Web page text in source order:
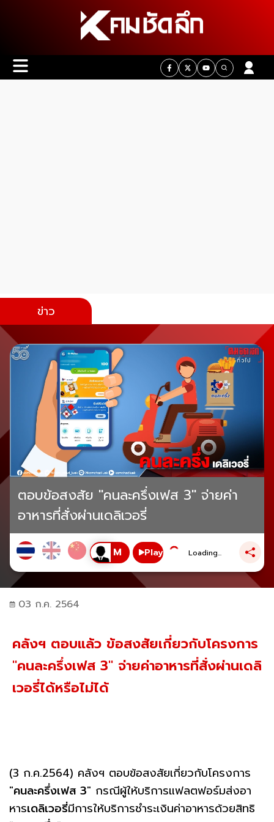
ข่าว
ตอบข้อสงสัย "คนละครึ่งเฟส 3" จ่ายค่า
อาหารที่สั่งผ่านเดลิเวอรี่
Play Loading...
03 ก.ค. 2564
คลังฯ ตอบแล้ว ข้อสงสัยเกี่ยวกับโครงการ
"คนละครึ่งเฟส 3" จ่ายค่าอาหารที่สั่งผ่านเดลิ
เวอรี่ได้หรือไม่ได้
(3 ก.ค.2564) คลังฯ ตอบข้อสงสัยเกี่ยวกับโครงการ
"คนละครึ่งเฟส 3" กรณีผู้ให้บริการแฟลตฟอร์มส่งอา
หารเดลิเวอรี่มีการให้บริการชำระเงินค่าอาหารด้วยสิทธิ